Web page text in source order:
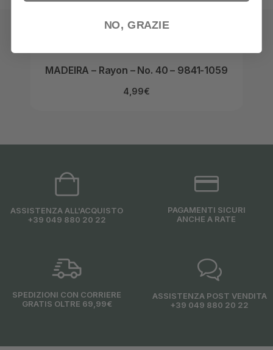
MADEIRA – Rayon – No. 40 – 9841-1059
4,99€
ASSISTENZA ALL'ACQUISTO
+39 049 880 20 22
PAGAMENTI SICURI
ANCHE A RATE
SPEDIZIONI CON CORRIERE
GRATIS OLTRE 69,99€
ASSISTENZA POST VENDITA
+39 049 880 20 22
NO, GRAZIE